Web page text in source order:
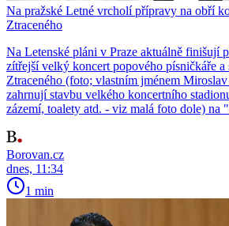
Na pražské Letné vrcholí přípravy na obří
Ztraceného
Na Letenské pláni v Praze aktuálně finišují
zítřejší velký koncert popového písničkáře a
Ztraceného (foto; vlastním jménem
zahrnují stavbu velkého koncertního
zázemí, toalety atd. - viz malá foto dole) na
Borovan.cz
dnes, 11:34
1 min